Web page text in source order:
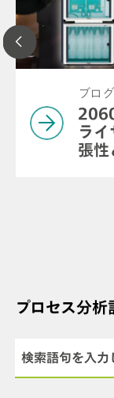
ブログ
ラ
張性
プロセス分